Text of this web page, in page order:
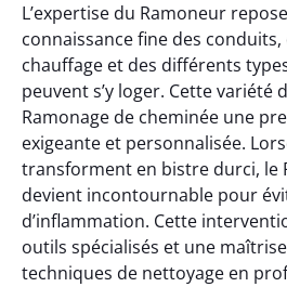
L’expertise du Ramoneur
connaissance fine des
chauffage et des différents
peuvent s’y loger. Cette variété
Ramonage de cheminée une
exigeante et personnalisée.
transforment en bistre durci, le
devient incontournable pour
d’inflammation. Cette
outils spécialisés et une
techniques de nettoyage en